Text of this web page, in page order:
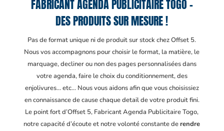
FABRICANT AGENDA PUBLICITAIRE TOGO –
DES PRODUITS SUR MESURE !
Pas de format unique ni de produit sur stock chez Offset 5.
Nous vos accompagnons pour choisir le format, la matière, le
marquage, decliner ou non des pages personnalisées dans
votre agenda, faire le choix du conditionnement, des
enjolivures… etc… Nous vous aidons afin que vous choisissiez
en connaissance de cause chaque detail de votre produit fini.
Le point fort d’Offset 5, Fabricant Agenda Publicitaire Togo,
notre capacité d’écoute et notre volonté constante derendre